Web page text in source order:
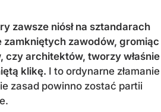
zawsze niósł na sztandarach
zawodów, gromiąc
czy architektów, tworzy właśnie
klikę. I to ordynarne złamanie
zasad powinno zostać partii